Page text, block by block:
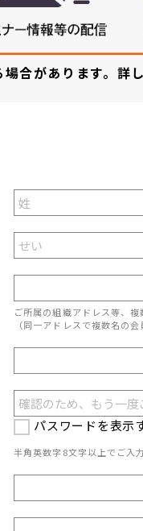
合があります。詳
ご所属の組織アドレス等、
（同一アドレスで複数名の
パスワードを表示
半角英数字8文字以上でご入